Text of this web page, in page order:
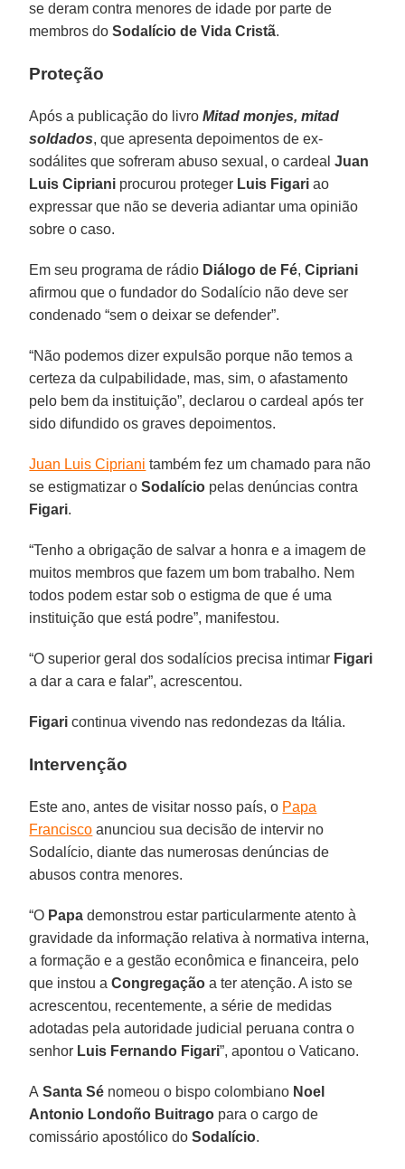
se deram contra menores de idade por parte de
membros doSodalício de Vida Cristã.
Proteção
Após a publicação do livroMitad monjes, mitad
soldados, que apresenta depoimentos de ex-
sodálites que sofreram abuso sexual, o cardealJuan
Luis Cipriani procurou proteger Luis Figari ao
expressar que não se deveria adiantar uma opinião
sobre o caso.
Em seu programa de rádio Diálogo de Fé,Cipriani
afirmou que o fundador do Sodalício não deve ser
condenado “sem o deixar se defender”.
“Não podemos dizer expulsão porque não temos a
certeza da culpabilidade, mas, sim, o afastamento
pelo bem da instituição”, declarou o cardeal após ter
sido difundido os graves depoimentos.
Juan Luis Cipriani também fez um chamado para não
se estigmatizar oSodalício pelas denúncias contra
Figari.
“Tenho a obrigação de salvar a honra e a imagem de
muitos membros que fazem um bom trabalho. Nem
todos podem estar sob o estigma de que é uma
instituição que está podre”, manifestou.
“O superior geral dos sodalícios precisa intimar Figari
a dar a cara e falar”, acrescentou.
Figari continua vivendo nas redondezas da Itália.
Intervenção
Este ano, antes de visitar nosso país, o Papa
Francisco anunciou sua decisão de intervir no
Sodalício, diante das numerosas denúncias de
abusos contra menores.
“O Papa demonstrou estar particularmente atento à
gravidade da informação relativa à normativa interna,
a formação e a gestão econômica e financeira, pelo
que instou aCongregação a ter atenção. A isto se
acrescentou, recentemente, a série de medidas
adotadas pela autoridade judicial peruana contra o
senhor Luis Fernando Figari”, apontou o Vaticano.
A Santa Sé nomeou o bispo colombiano Noel
Antonio Londoño Buitrago para o cargo de
comissário apostólico doSodalício.